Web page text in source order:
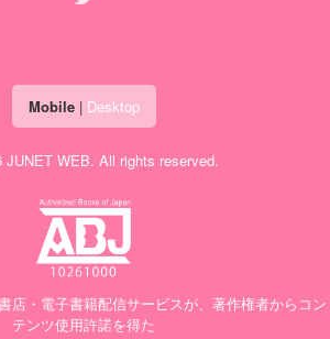
Mobile| Desktop
JUNET WEB. All rights reserved.
店・電子書籍配信サービスが、著作権者からコン
テンツ使用許諾を得た